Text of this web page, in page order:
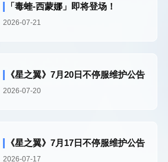
「毒蝰-西蒙娜」即将登场！
2026-07-21
《星之翼》7月20日不停服维护公告
2026-07-20
《星之翼》7月17日不停服维护公告
2026-07-17